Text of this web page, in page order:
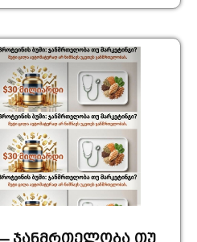
ჯანმრთელობა თუ